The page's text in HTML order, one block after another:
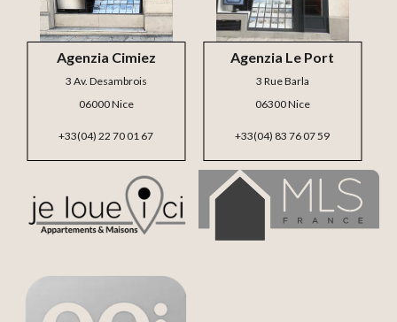
Agenzia Le Port
3 Rue Barla
06300 Nice
+33(04) 83 76 07 59
Agenzia Cimiez
3 Av. Desambrois
06000 Nice
+33(04) 22 70 01 67